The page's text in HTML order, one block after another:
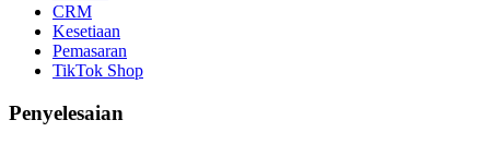
CRM
Kesetiaan
Pemasaran
TikTok Shop
Penyelesaian